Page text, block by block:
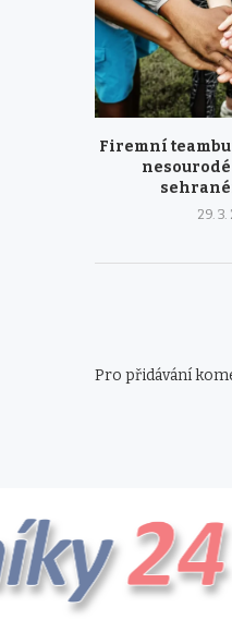
Firemní
29.
Pro přidávání